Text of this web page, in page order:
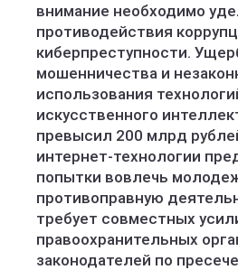
внимание необходимо
противодействия
киберпреступности.
мошенничества и
использования
искусственного
превысил 200 млрд
интернет-технологии
попытки вовлечь
противоправную
требует совместных
правоохранительных
законодателей по